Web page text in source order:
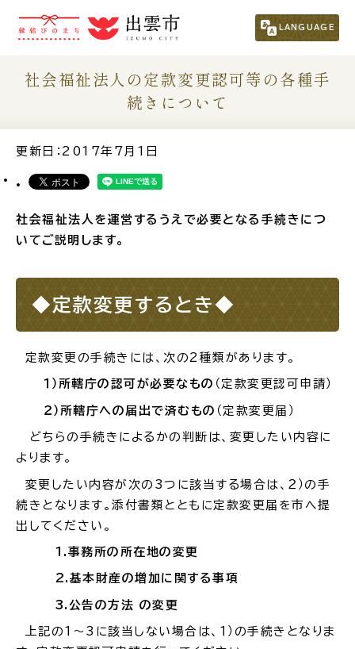
LANGUAGE
市民の方 （くらし・行政・議会）
事業者の方
For Foreigners
外国人の方へ
場面から探す
入園・入学
社会福祉法人の定款変更認可等の各種手
続きについて
更新日：2017年7月1日
社会福祉法人を運営するうえで必要となる手続きにつ
いてご説明します。
◆定款変更するとき◆
定款変更の手続きには、次の 2 種類があります。
１）所轄庁の認可が必要なもの （定款変更認可申請）
２）所轄庁への届出で済むもの （定款変更届）
どちらの手続きによるかの判断は、変更したい内容に
よります。
変更したい内容が次の 3 つに該当する場合は、２）の手
続きとなります。添付書類とともに定款変更届を市へ提
出してください。
1. 事務所の所在地の変更
2. 基本財産の増加 に関する事項
3. 公告の方法 の変更
上記の１～3に該当しない場合は、１）の手続きとなりま